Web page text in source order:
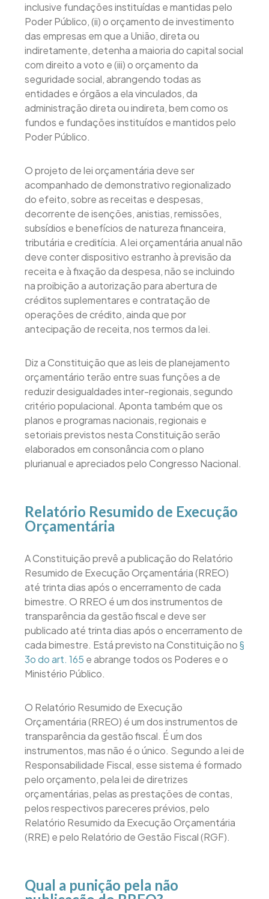
inclusive fundações instituídas e mantidas pelo
Poder Público, (ii) o orçamento de investimento
das empresas em que a União, direta ou
indiretamente, detenha a maioria do capital social
com direito a voto e (iii) o orçamento da
seguridade social, abrangendo todas as
entidades e órgãos a ela vinculados, da
administração direta ou indireta, bem como os
fundos e fundações instituídos e mantidos pelo
Poder Público.
O projeto de lei orçamentária deve ser
acompanhado de demonstrativo regionalizado
do efeito, sobre as receitas e despesas,
decorrente de isenções, anistias, remissões,
subsídios e benefícios de natureza financeira,
tributária e creditícia. A lei orçamentária anual não
deve conter dispositivo estranho à previsão da
receita e à fixação da despesa, não se incluindo
na proibição a autorização para abertura de
créditos suplementares e contratação de
operações de crédito, ainda que por
antecipação de receita, nos termos da lei.
Diz a Constituição que as leis de planejamento
orçamentário terão entre suas funções a de
reduzir desigualdades inter-regionais, segundo
critério populacional. Aponta também que os
planos e programas nacionais, regionais e
setoriais previstos nesta Constituição serão
elaborados em consonância com o plano
plurianual e apreciados pelo Congresso Nacional.
Relatório Resumido de Execução
Orçamentária
A Constituição prevê a publicação do Relatório
Resumido de Execução Orçamentária (RREO)
até trinta dias após o encerramento de cada
bimestre. O RREO é um dos instrumentos de
transparência da gestão fiscal e deve ser
publicado até trinta dias após o encerramento de
cada bimestre. Está previsto na Constituição no§
3o do art. 165 e abrange todos os Poderes e o
Ministério Público.
O Relatório Resumido de Execução
Orçamentária (RREO) é um dos instrumentos de
transparência da gestão fiscal. É um dos
instrumentos, mas não é o único. Segundo a lei de
Responsabilidade Fiscal, esse sistema é formado
pelo orçamento, pela lei de diretrizes
orçamentárias, pelas as prestações de contas,
pelos respectivos pareceres prévios, pelo
Relatório Resumido da Execução Orçamentária
(RRE) e pelo Relatório de Gestão Fiscal (RGF).
Qual a punição pela não